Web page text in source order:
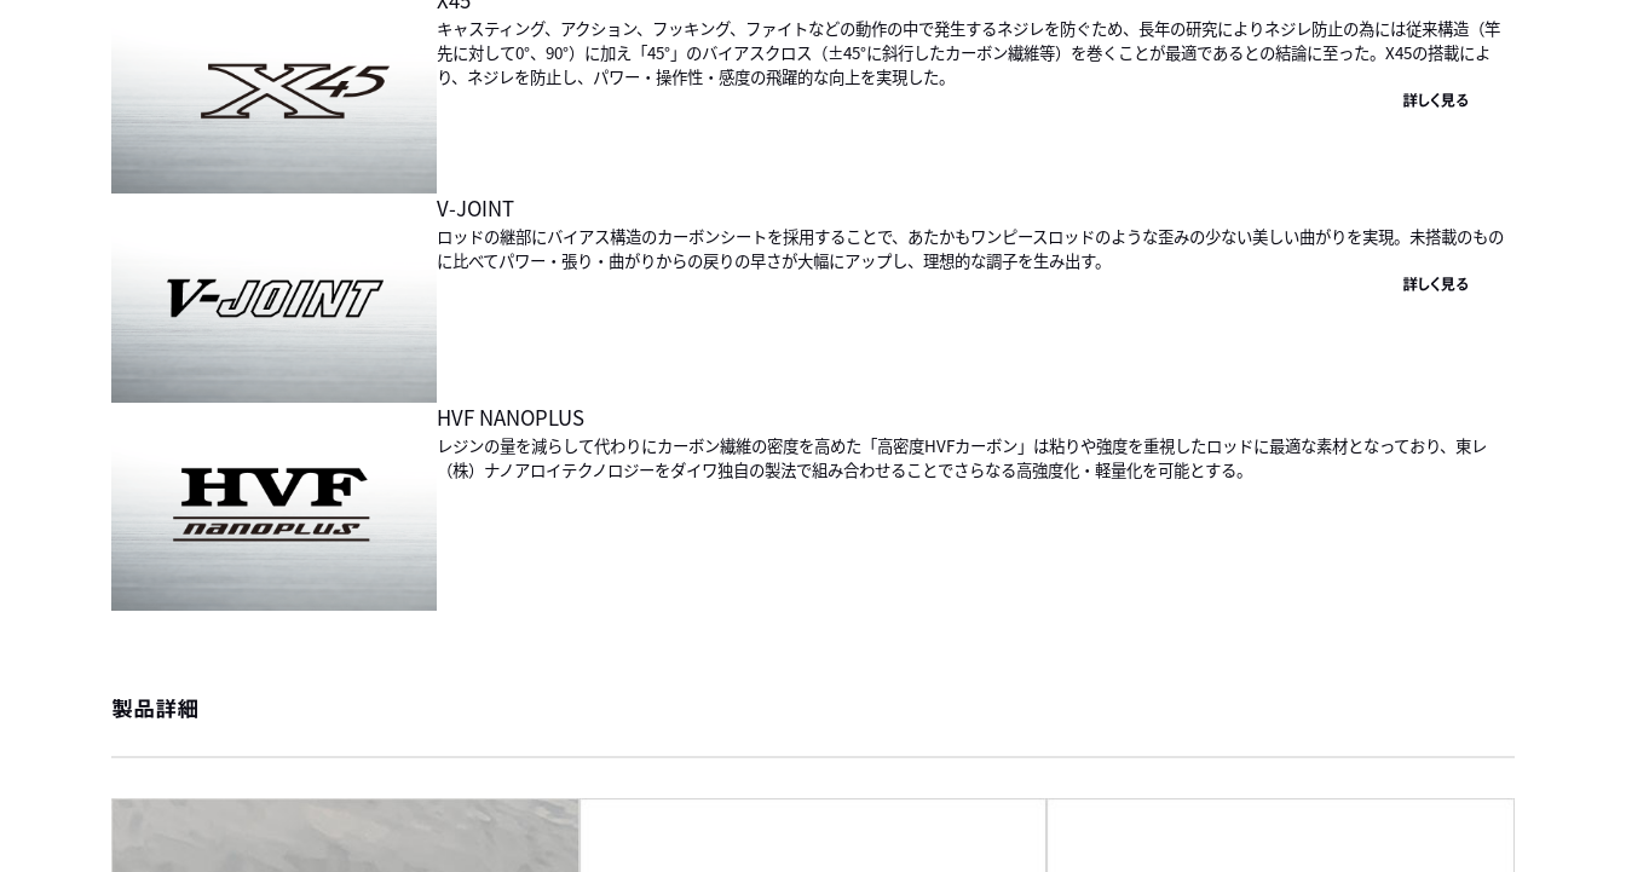
キャスティング、アクション、フッキング、ファイトなどの動作の中で発生するネジレを防ぐため、長年の研究によりネジレ防止の為には従来構造（竿
先に対して0°、90°）に加え「45°」のバイアスクロス（±45°に斜行したカーボン繊維等）を巻くことが最適であるとの結論に至った。X45の搭載によ
り、ネジレを防止し、パワー・操作性・感度の飛躍的な向上を実現した。
詳しく見る
V-JOINT
ロッドの継部にバイアス構造のカーボンシートを採用することで、あたかもワンピースロッドのような歪みの少ない美しい曲がりを実現。未搭載のもの
に比べてパワー・張り・曲がりからの戻りの早さが大幅にアップし、理想的な調子を生み出す。
詳しく見る
HVF NANOPLUS
レジンの量を減らして代わりにカーボン繊維の密度を高めた「高密度HVFカーボン」は粘りや強度を重視したロッドに最適な素材となっており、東レ
（株）ナノアロイテクノロジーをダイワ独自の製法で組み合わせることでさらなる高強度化・軽量化を可能とする。
製品詳細